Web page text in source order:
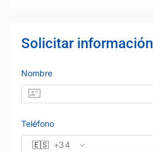
Solicitar información
Nombre
Teléfono
🇪🇸 +34